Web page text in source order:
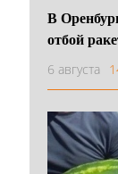
В
отбой
6 августа